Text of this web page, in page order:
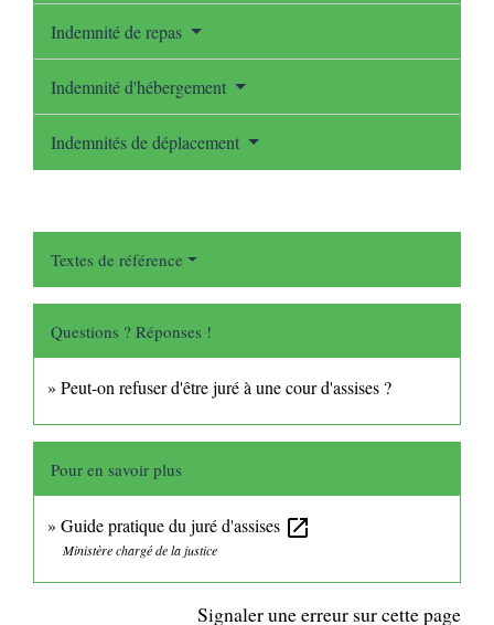
Indemnité de repas
Indemnité d'hébergement
Indemnités de déplacement
Textes de référence
Questions ? Réponses !
Peut-on refuser d'être juré à une cour d'assises ?
Pour en savoir plus
Guide pratique du juré d'assises open_in_new
Ministère chargé de la justice
Signaler une erreur sur cette page